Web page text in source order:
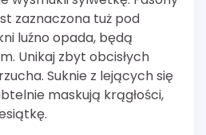
zaznaczona tuż pod
luźno opada, będą
Unikaj zbyt obcisłych
Suknie z lejących się
maskują krągłości,